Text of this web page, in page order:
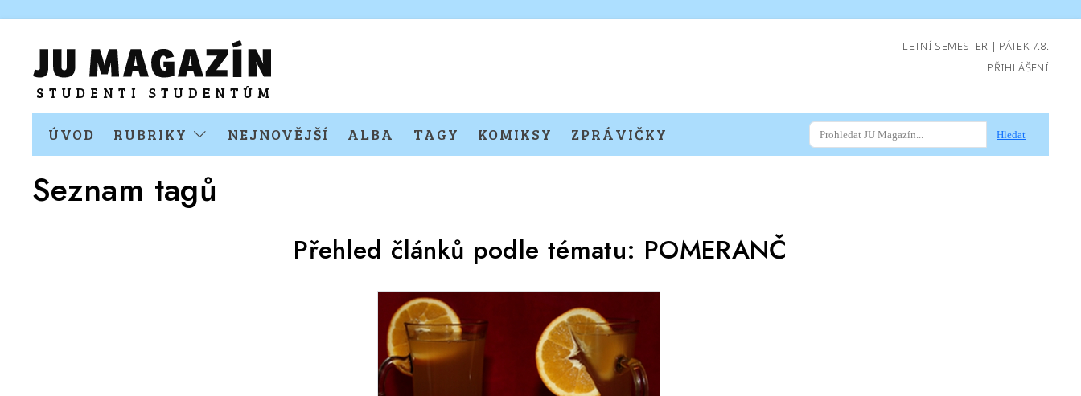
LETNÍ SEMESTER | PÁTEK 7.8.
PŘIHLÁŠENÍ
ÚVOD RUBRIKY NEJNOVĚJŠÍ ALBA TAGY KOMIKSY ZPRÁVIČKY Hledat
Seznam tagů
Přehled článků podle tématu: POMERANČ